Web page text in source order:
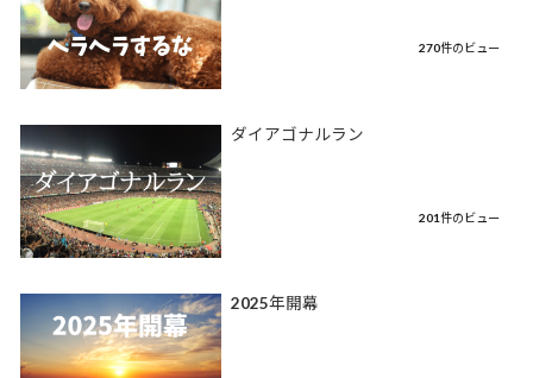
270件のビュー
ダイアゴナルラン
201件のビュー
2025年開幕